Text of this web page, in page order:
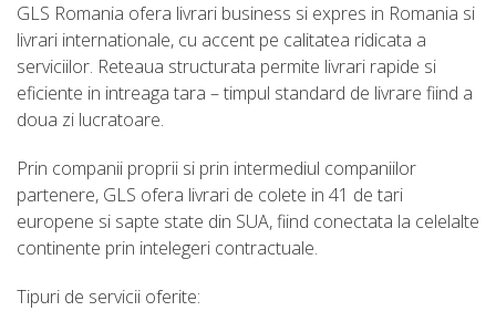
GLS Romania ofera livrari business si expres in Romania si
livrari internationale, cu accent pe calitatea ridicata a
serviciilor. Reteaua structurata permite livrari rapide si
eficiente in intreaga tara – timpul standard de livrare fiind a
doua zi lucratoare.
Prin companii proprii si prin intermediul companiilor
partenere, GLS ofera livrari de colete in 41 de tari
europene si sapte state din SUA, fiind conectata la celelalte
continente prin intelegeri contractuale.
Tipuri de servicii oferite: